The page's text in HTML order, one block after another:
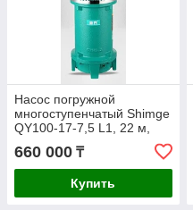
Насос погружной
многоступенчатый Shimge
QY100-17-7,5 L1, 22 м,
660 000 ₸
Купить